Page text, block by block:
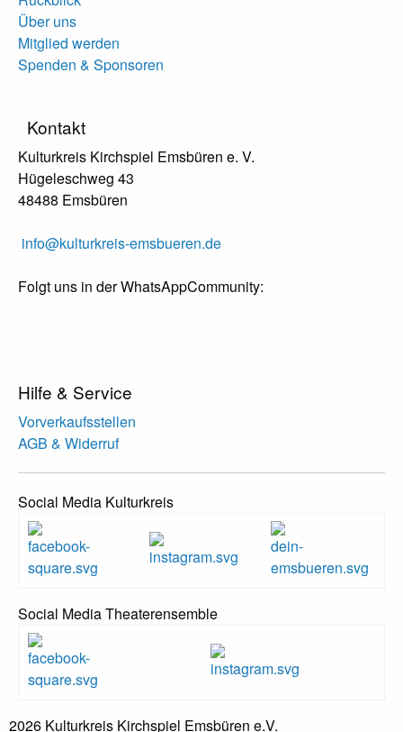
Über uns
Mitglied werden
Spenden & Sponsoren
Kontakt
Kulturkreis Kirchspiel Emsbüren e. V.
Hügeleschweg 43
48488 Emsbüren
info@kulturkreis-emsbueren.de
Folgt uns in der WhatsAppCommunity:
Hilfe & Service
Vorverkaufsstellen
AGB & Widerruf
Social Media Kulturkreis
Social Media Theaterensemble
2026 Kulturkreis Kirchspiel Emsbüren e.V.